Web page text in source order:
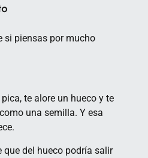
si piensas por mucho
te alore un hueco y te
una semilla. Y esa
que del hueco podría salir